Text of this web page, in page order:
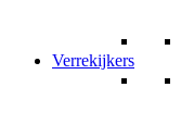
Verrekijkers